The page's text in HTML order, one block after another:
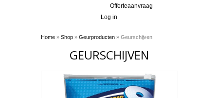
Offerteaanvraag
Log in
Home » Shop » Geurproducten » Geurschijven
GEURSCHIJVEN